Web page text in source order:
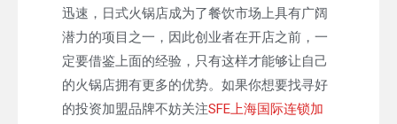
迅速，日式火锅店成为了餐饮市场上具有广阔
潜力的项目之一，因此创业者在开店之前，一
定要借鉴上面的经验，只有这样才能够让自己
的火锅店拥有更多的优势。如果你想要找寻好
的投资加盟品牌不妨关注SFE上海国际连锁加